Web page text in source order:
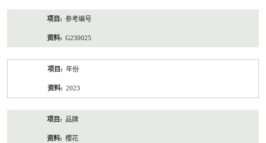
参考编号
G230025
年份
2023
品牌
櫻花